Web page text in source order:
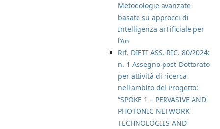
Metodologie avanzate
basate su approcci di
Intelligenza arTificiale per
l’An
Rif. DIETI ASS. RIC. 80/2024:
n. 1 Assegno post-Dottorato
per attività di ricerca
nell'ambito del Progetto:
“SPOKE 1 – PERVASIVE AND
PHOTONIC NETWORK
TECHNOLOGIES AND